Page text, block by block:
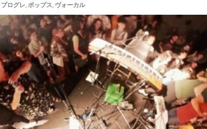
プログレ, ポップス, ヴォーカル